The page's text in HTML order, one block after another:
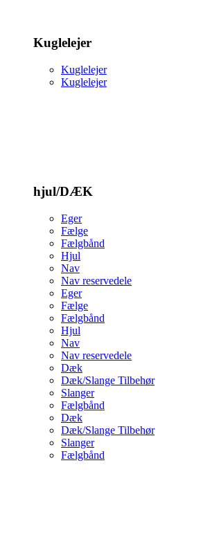
Kuglelejer
Kuglelejer
Kuglelejer
hjul/DÆK
Eger
Fælge
Fælgbånd
Hjul
Nav
Nav reservedele
Eger
Fælge
Fælgbånd
Hjul
Nav
Nav reservedele
Dæk
Dæk/Slange Tilbehør
Slanger
Fælgbånd
Dæk
Dæk/Slange Tilbehør
Slanger
Fælgbånd